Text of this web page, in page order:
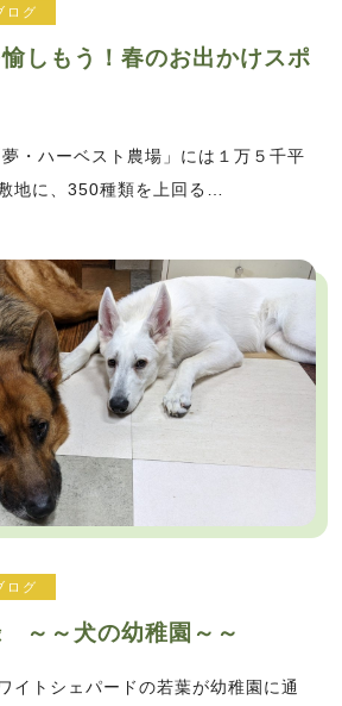
ログ
しもう！春のお出かけスポ
・ハーベスト農場」には１万５千平
地に、350種類を上回る…
ログ
～～犬の幼稚園～～
イトシェパードの若葉が幼稚園に通